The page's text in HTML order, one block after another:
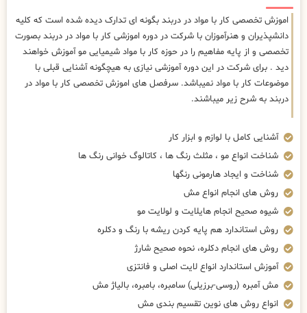
اموزش تخصصی کار با مواد در دربند بگونه ای تدارک دیده شده است که کلیه
دانشپذیران و هنرآموزان با شرکت در دوره اموزشی کار با مواد در دربند بصورت
تخصصی و از پایه مفاهیم را در حوزه کار با مواد شیمیایی مو آموزش خواهند
دید . برای شرکت در این دوره آموزشی نیازی به هیچگونه آشنایی قبلی با
موضوعات کار با مواد نمیباشد. سرفصل های اموزش تخصصی کار با مواد در
دربند به شرح زیر میباشند.
آشنایی کامل با لوازم و ابزار کار
شناخت انواع مو ، مثلث رنگ ها ، کاتالوگ خوانی رنگ ها
شناخت و ایجاد هارمونی رنگها
روش های انجام انواع مش
شیوه صحیح انجام هایلایت و لولایت مو
روش استاندارد هم پایه کردن ریشه با رنگ و دکلره
روش های انجام دکلره، نحوه صحیح شارژ
آموزش استاندارد انواع لایت اصلی و فانتزی
مش آمبره (روسی-برزیلی) سامبره، بامبره، بالیاژ مش
انواع روش های نوین تقسیم بندی مش